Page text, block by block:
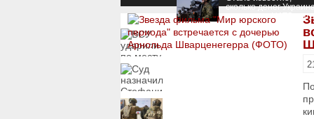
сколько денег
получит от НАТО в
и в следующем году
ВСУ ударили по месту
хранения и запуска
дронов в Крыму и